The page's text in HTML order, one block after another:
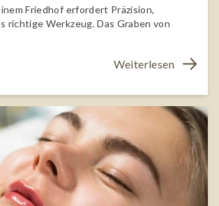
Friedhof erfordert Präzision,
richtige Werkzeug. Das Graben von
Weiterlesen